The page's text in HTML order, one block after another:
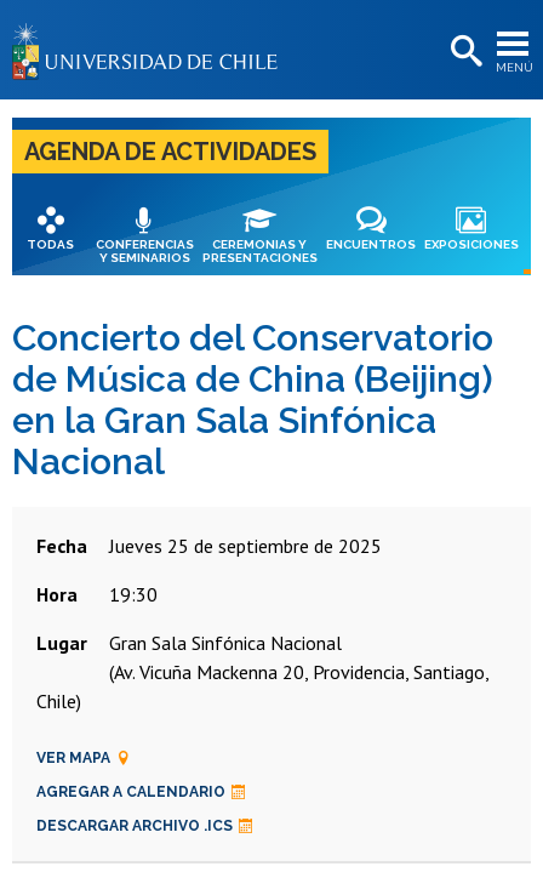
MENÚ
BIBLIOTECAS
LA UNIVERSIDAD
Postulantes
Estudiantes
Académicas/os
Funcionarias/os
Egresadas/os
AGENDA DE ACTIVIDADES
TODAS
CONFERENCIAS
Y SEMINARIOS
CEREMONIAS Y
PRESENTACIONES
ENCUENTROS EXPOSICIONES
Concierto del Conservatorio
de Música de China (Beijing)
en la Gran Sala Sinfónica
Nacional
Fecha
jueves 25 de septiembre de 2025
Hora
19:30
Lugar
Gran Sala Sinfónica Nacional
(Av. Vicuña Mackenna 20, Providencia, Santiago,
Chile)
VER MAPA
AGREGAR A CALENDARIO
DESCARGAR ARCHIVO .ICS